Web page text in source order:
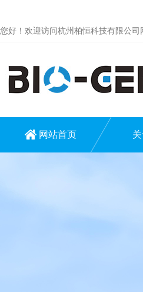
您好！欢迎访问杭州柏恒科技有限公司
网站首页